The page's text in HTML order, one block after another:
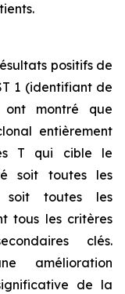
positifs de
1 (identifiant de
montré que
entièrement
T qui cible le
soit toutes les
soit toutes les
tous les critères
clés.
amélioration
de la